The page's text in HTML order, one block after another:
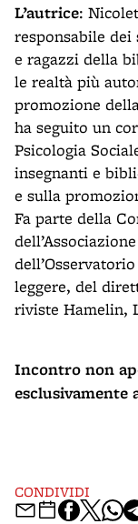
L’autrice:
responsabile
e ragazzi della
le realtà più
promozione
ha seguito un
Psicologia
insegnanti e
e sulla
Fa parte della
leggere, del
riviste Hamelin,
Incontro non
esclusivamente
CONDIVIDI